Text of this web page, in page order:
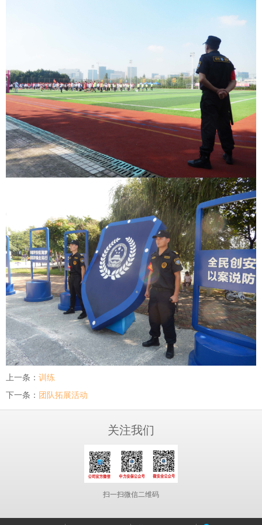
上一条： 训练
下一条： 团队拓展活动
关注我们
扫一扫微信二维码